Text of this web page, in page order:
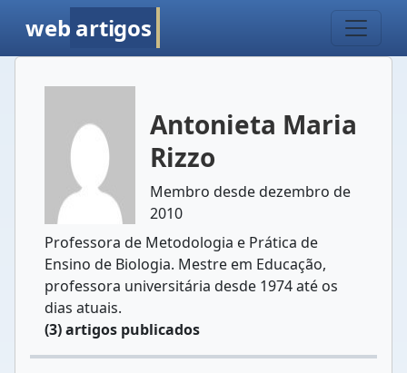
web artigos
Antonieta Maria
Rizzo
Membro desde dezembro de
2010
Professora de Metodologia e Prática de
Ensino de Biologia. Mestre em Educação,
professora universitária desde 1974 até os
dias atuais.
(3) artigos publicados